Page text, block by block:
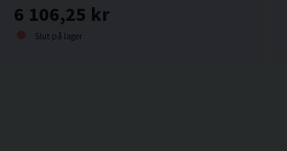
6 106,25 kr
Slut på lager